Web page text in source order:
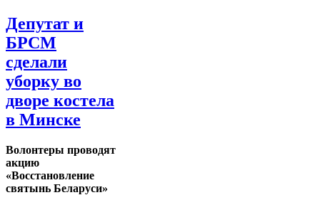
Депутат и
БРСМ
сделали
уборку во
дворе костела
в Минске
Волонтеры проводят
акцию
«Восстановление
святынь Беларуси»